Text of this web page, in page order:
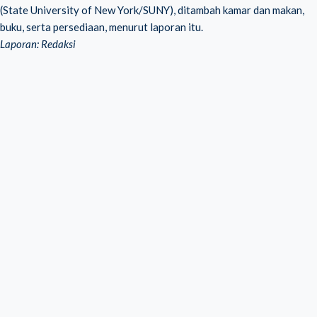
(State University of New York/SUNY), ditambah kamar dan makan,
buku, serta persediaan, menurut laporan itu.
Laporan: Redaksi